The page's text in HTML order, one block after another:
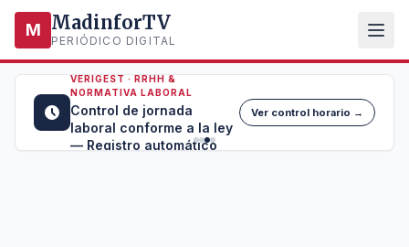
M MadinforTV
PERIÓDICO DIGITAL
VERIGEST · RRHH &
NORMATIVA LABORAL
Control de jornada
laboral conforme a la ley
— Registro automático
Ver control horario →